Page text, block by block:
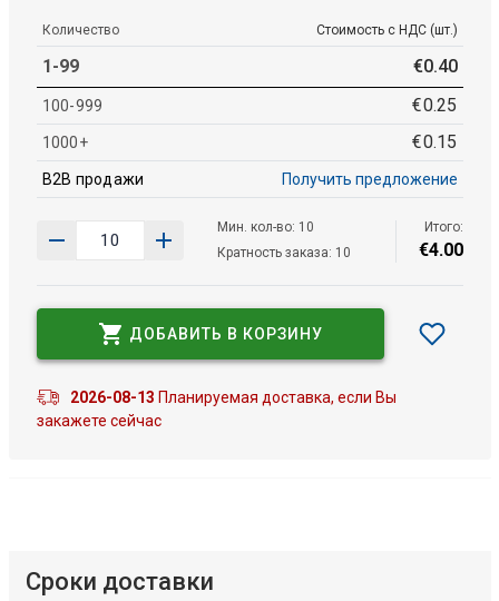
Количество Стоимость с НДС (шт.)
1-99 €0.40
100-999 €0.25
1000+ €0.15
B2B продажи Получить предложение
Мин. кол-во: 10
Кратность заказа: 10
Итого:
€4.00
ДОБАВИТЬ В КОРЗИНУ
2026-08-13 Планируемая доставка, если Вы
закажете сейчас
Сроки доставки